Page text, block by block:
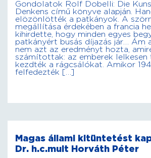
Gondolatok Rolf Dobelli: Die
Denkens című könyve alapján.
elözönlötték a patkányok. A
megállítása érdekében a francia
kihirdette, hogy minden egyes
patkányért busás díjazás jár… Ám
nem azt az eredményt hozta,
számítottak: az emberek lelkesen
kezdték a rágcsálókat. Amikor
felfedezték […]
Magas állami kitüntetést
Dr. h.c.mult Horváth Péter